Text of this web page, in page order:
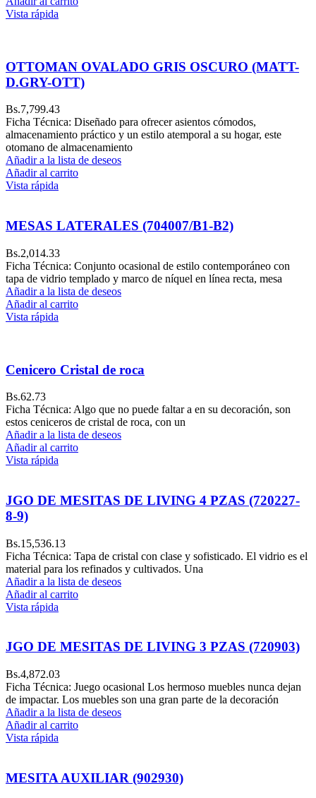
Vista rápida
OTTOMAN OVALADO GRIS OSCURO (MATT-
D.GRY-OTT)
Bs.7,799.43
Ficha Técnica: Diseñado para ofrecer asientos cómodos,
almacenamiento práctico y un estilo atemporal a su hogar, este
otomano de almacenamiento
Añadir a la lista de deseos
Añadir al carrito
Vista rápida
MESAS LATERALES (704007/B1-B2)
Bs.2,014.33
Ficha Técnica: Conjunto ocasional de estilo contemporáneo con
tapa de vidrio templado y marco de níquel en línea recta, mesa
Añadir a la lista de deseos
Añadir al carrito
Vista rápida
Cenicero Cristal de roca
Bs.62.73
Ficha Técnica: Algo que no puede faltar a en su decoración, son
estos ceniceros de cristal de roca, con un
Añadir a la lista de deseos
Añadir al carrito
Vista rápida
JGO DE MESITAS DE LIVING 4 PZAS (720227-
8-9)
Bs.15,536.13
Ficha Técnica: Tapa de cristal con clase y sofisticado. El vidrio es el
material para los refinados y cultivados. Una
Añadir a la lista de deseos
Añadir al carrito
Vista rápida
JGO DE MESITAS DE LIVING 3 PZAS (720903)
Bs.4,872.03
Ficha Técnica: Juego ocasional Los hermoso muebles nunca dejan
de impactar. Los muebles son una gran parte de la decoración
Añadir a la lista de deseos
Añadir al carrito
Vista rápida
MESITA AUXILIAR (902930)